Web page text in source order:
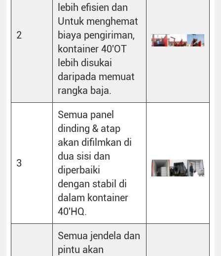
2
lebih efisien dan
Untuk menghemat
biaya pengiriman,
kontainer 40'OT
lebih disukai
daripada memuat
rangka baja.
3
Semua panel
dinding & atap
akan difilmkan di
dua sisi dan
diperbaiki
dengan stabil di
dalam kontainer
40'HQ.
Semua jendela dan
pintu akan